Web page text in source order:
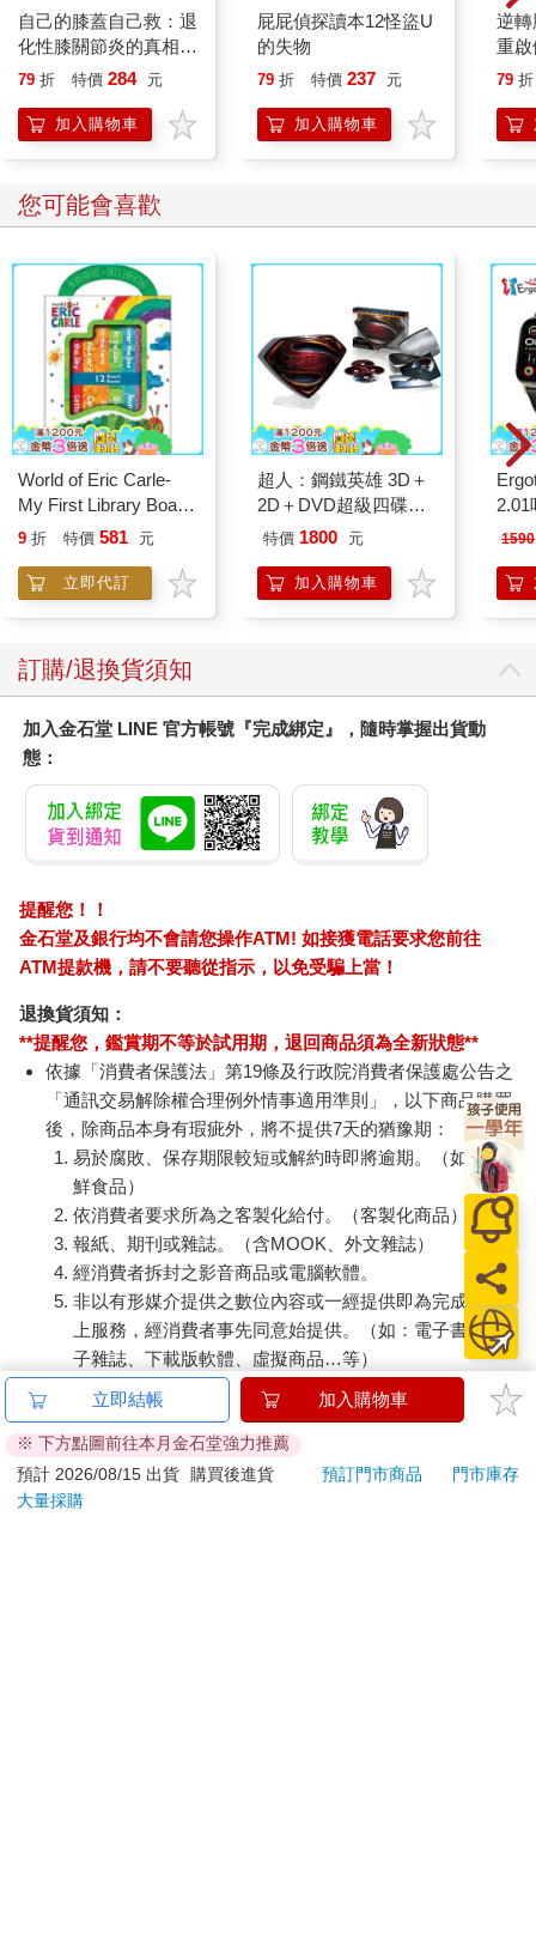
得投資的選擇，它能夠幫助孩子發揮邏輯與創意思考的天賦，解
決複雜的問題與提供創新的方法，讓我們的孩子能夠適應這個多
自信，進而建立健全的人格發展，這是兩年來看到女兒快樂學習
的感觸。
多學生與職場人士，「華人心智圖法大師第一人」實在非孫易新
博士莫屬！
﹝推薦序﹞
終身學習的好方法
文／張德永 臺灣師範大學社會教育學系主任
身處快速變遷的年代，為了解決生活中所面臨的問題，我們得持
續的學習。學習的方式可以很多元，除了正規學校的學習之外，
還可以從民間培訓機構、社區大學所開辦的課程，選擇自己有興
趣或工作上所需的來進修，甚至生活中的旅遊參訪、書報閱讀
等，都是終身學習的有效形式。但是，不論哪一種學習方式，我
們都要有「學習方法」來提升學習的效果，心智圖法就是有效的
方法之一。
本書作者孫易新老師在就讀臺灣師範大學社會教育學系博士班期
間，擔任我所主持的一項科技部研究計畫助理，每回我召集研究
並整理大家的意見，讓大家從一張心智圖上面，清楚梳理出整個
研究的脈絡，這個過程也讓我親自體驗到心智圖法在學習上的幫
助。後來孫易新老師的博士論文也是研究心智圖法在職場學習的
應用，這充分說明了他不僅是一位心智圖法專業的研究者，同時
書，書中的案例有學校的學習、日常生活與工作職場的應用等，
可說是涵蓋了終身學習所有的領域。同時，孫易新老師在書中並
逐一點評每張心智圖的優缺點，對於讀者而言，可說是一本心智
樂意為大家推薦這本不容錯過的好書。
﹝推薦序﹞
文／麥桓瑄 威煦軟體共同創辦人
我在青少年時期，接觸了孫易新老師的心智圖法，透過嚴謹的訓
練課程，融入左右腦的心智技能，習得兼具邏輯、創意、理性及
感性的全腦思考模式，這也是我在創立威煦軟體（Wishing-Soft）
後能夠成功落實敏捷開發的關鍵因素。
產品開發效率是軟體公司的核心關鍵，而我們所服務的產業又是
處於不斷變動、具有繁瑣且複雜技術的ESH環安衛領域（E環
境、S安全、H衛生）。尤其在工廠端，所有環安衛控管項目都是
以PDCA循環緊密相扣，若僅關注單點的管理，將容易陷於見樹
不見林的高風險狀態。透過心智圖法快速釐清複雜的架構，完整
理解環安衛技術與客戶實務面的關聯性，威煦所發展出的軟體工
具，至今已成功協助許多企業有效地解決環安衛管理問題。
習得心智圖法已屆十七個年頭，它所帶給我的，不只是畫出精美
的心智圖，更是一種全面性的思考模式，進而帶到生活中，能夠
點。
自己的膝蓋自己救：退
化性膝關節炎的真相
【暢銷增訂版】
79 折 特價 284 元
加入購物車
屁屁偵探讀本12怪盜U
的失物
79 折 特價 237 元
加入購物車
逆轉
重
糖
復
79 折
您可能會喜歡
World of Eric Carle-
My First Library Board
Book Block Set
9 折 特價 581 元
立即代訂
超人：鋼鐵英雄 3D＋
2D＋DVD超級四碟鐵
盒版 BD
特價 1800 元
加入購物車
2.01
1590
訂購/退換貨須知
加入金石堂 LINE 官方帳號『完成綁定』，隨時掌握出貨動
態：
提醒您！！
金石堂及銀行均不會請您操作ATM! 如接獲電話要求您前往
ATM提款機，請不要聽從指示，以免受騙上當！
退換貨須知：
**提醒您，鑑賞期不等於試用期，退回商品須為全新狀態**
依據「消費者保護法」第19條及行政院消費者保護處公告之
「通訊交易解除權合理例外情事適用準則」，以下商品購買
後，除商品本身有瑕疵外，將不提供7天的猶豫期：
易於腐敗、保存期限較短或解約時即將逾期。（如：生
鮮食品）
依消費者要求所為之客製化給付。（客製化商品）
報紙、期刊或雜誌。（含MOOK、外文雜誌）
經消費者拆封之影音商品或電腦軟體。
非以有形媒介提供之數位內容或一經提供即為完成之線
上服務，經消費者事先同意始提供。（如：電子書、電
子雜誌、下載版軟體、虛擬商品…等）
已拆封之個人衛生用品。（如：內衣褲、刮鬍刀、除毛
若非上列種類商品，均享有到貨7天的猶豫期（含例假
日）。
辦理退換貨時，商品（組合商品恕無法接受單獨退貨）必須
立即結帳 加入購物車
※ 下方點圖前往本月金石堂強力推薦
預計 2026/08/15 出貨
購買後進貨 預訂門市商品
門市庫存
大量採購